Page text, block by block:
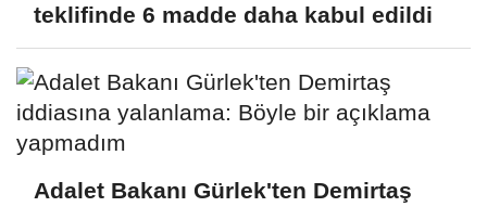
teklifinde 6 madde daha kabul edildi
Adalet Bakanı Gürlek'ten Demirtaş